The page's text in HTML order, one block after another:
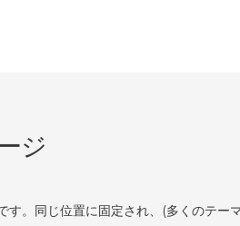
ジ
す。同じ位置に固定され、(多くのテー